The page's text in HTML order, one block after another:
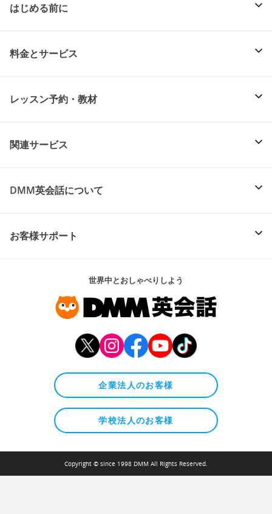
はじめる前に
料金とサービス
レッスン予約・教材
関連サービス
DMM英会話について
お客様サポート
世界中とおしゃべりしよう
企業法人のお客様
学校法人のお客様
Copyright © since 1998 DMM All Rights Reserved.